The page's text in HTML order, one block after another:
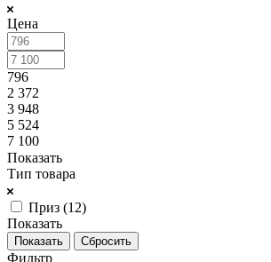
Цена
796
2 372
3 948
5 524
7 100
Показать
Тип товара
Приз (12)
Показать
Сбросить
Фильтр